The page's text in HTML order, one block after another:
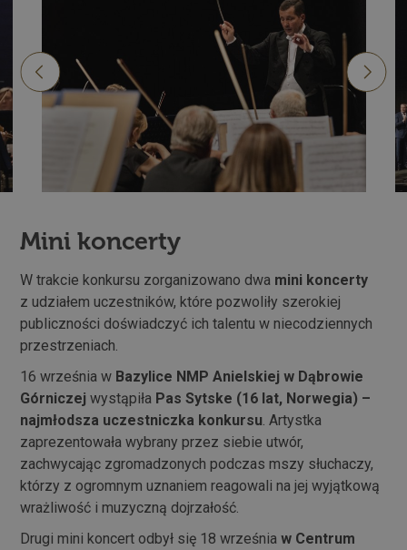
Mini koncerty
W trakcie konkursu zorganizowano dwa mini koncerty
z udziałem uczestników, które pozwoliły szerokiej
publiczności doświadczyć ich talentu w niecodziennych
przestrzeniach.
16 września w Bazylice NMP Anielskiej w Dąbrowie
Górniczej wystąpiła Pas Sytske (16 lat, Norwegia) –
najmłodsza uczestniczka konkursu. Artystka
zaprezentowała wybrany przez siebie utwór,
zachwycając zgromadzonych podczas mszy słuchaczy,
którzy z ogromnym uznaniem reagowali na jej wyjątkową
wrażliwość i muzyczną dojrzałość.
Drugi mini koncert odbył się 18 wrześniaw Centrum